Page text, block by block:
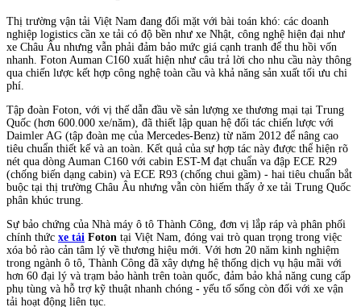
Thị trường vận tải Việt Nam đang đối mặt với bài toán khó: các doanh
nghiệp logistics cần xe tải có độ bền như xe Nhật, công nghệ hiện đại như
xe Châu Âu nhưng vẫn phải đảm bảo mức giá cạnh tranh để thu hồi vốn
nhanh. Foton Auman C160 xuất hiện như câu trả lời cho nhu cầu này thông
qua chiến lược kết hợp công nghệ toàn cầu và khả năng sản xuất tối ưu chi
phí.
Tập đoàn Foton, với vị thế dẫn đầu về sản lượng xe thương mại tại Trung
Quốc (hơn 600.000 xe/năm), đã thiết lập quan hệ đối tác chiến lược với
Daimler AG (tập đoàn mẹ của Mercedes-Benz) từ năm 2012 để nâng cao
tiêu chuẩn thiết kế và an toàn. Kết quả của sự hợp tác này được thể hiện rõ
nét qua dòng Auman C160 với cabin EST-M đạt chuẩn va đập ECE R29
(chống biến dạng cabin) và ECE R93 (chống chui gầm) - hai tiêu chuẩn bắt
buộc tại thị trường Châu Âu nhưng vẫn còn hiếm thấy ở xe tải Trung Quốc
phân khúc trung.
Sự bảo chứng của Nhà máy ô tô Thành Công, đơn vị lắp ráp và phân phối
chính thức xe tải Foton tại Việt Nam, đóng vai trò quan trọng trong việc
xóa bỏ rào cản tâm lý về thương hiệu mới. Với hơn 20 năm kinh nghiệm
trong ngành ô tô, Thành Công đã xây dựng hệ thống dịch vụ hậu mãi với
hơn 60 đại lý và trạm bảo hành trên toàn quốc, đảm bảo khả năng cung cấp
phụ tùng và hỗ trợ kỹ thuật nhanh chóng - yếu tố sống còn đối với xe vận
tải hoạt động liên tục.